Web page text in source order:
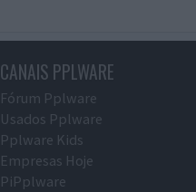
CANAIS PPLWARE
Fórum Pplware
Usados Pplware
Pplware Kids
Empresas Hoje
PiPplware